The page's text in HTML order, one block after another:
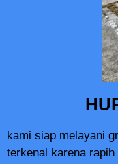
kami siap melayani
terkenal karena